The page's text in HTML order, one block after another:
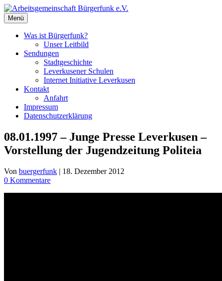
Zum
Inhalt
springen
Menü
Was ist Bürgerfunk?
Unser Leitbild
Sendungen
Stadtgeschichte
Leverkusener Schulen
Internet Initiative Leverkusen
Kontakt
Anfahrt
Impressum
Datenschutzerklärung
08.01.1997 – Junge Presse Leverkusen –
Vorstellung der Jugendzeitung Politeia
Von buergerfunk | 18. Dezember 2012
0 Kommentare